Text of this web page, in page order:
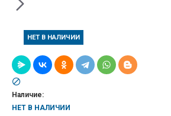
НЕТ В НАЛИЧИИ
Наличие:
НЕТ В НАЛИЧИИ